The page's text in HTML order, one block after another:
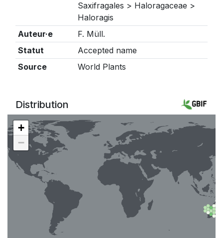
Saxifragales > Haloragaceae >
Haloragis
Auteur·e
F. Müll.
Statut
Accepted name
Source
World Plants
Distribution
+
−